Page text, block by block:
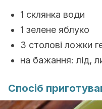
1 склянка води
1 зелене яблуко
3 столові ложки
на бажання: лід,
Спосіб